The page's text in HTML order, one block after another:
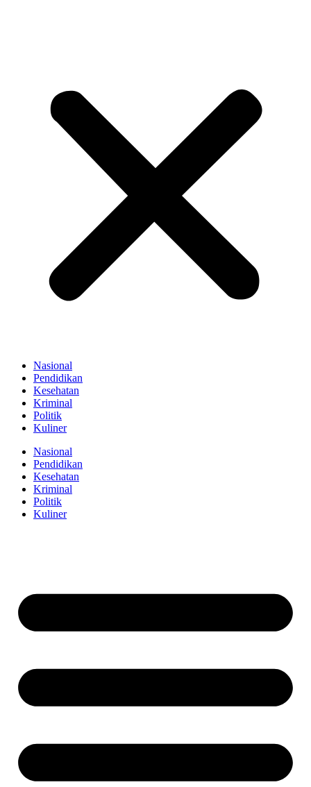
Nasional
Pendidikan
Kesehatan
Kriminal
Politik
Kuliner
Nasional
Pendidikan
Kesehatan
Kriminal
Politik
Kuliner